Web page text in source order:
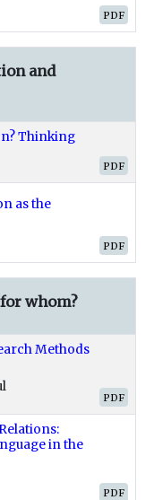
PDF
and
Thinking
PDF
as the
PDF
for whom?
Methods
PDF
in the
PDF